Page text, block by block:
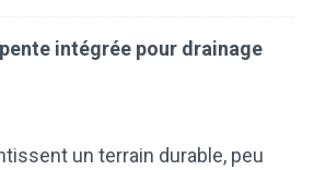
intégrée pour drainage
un terrain durable, peu